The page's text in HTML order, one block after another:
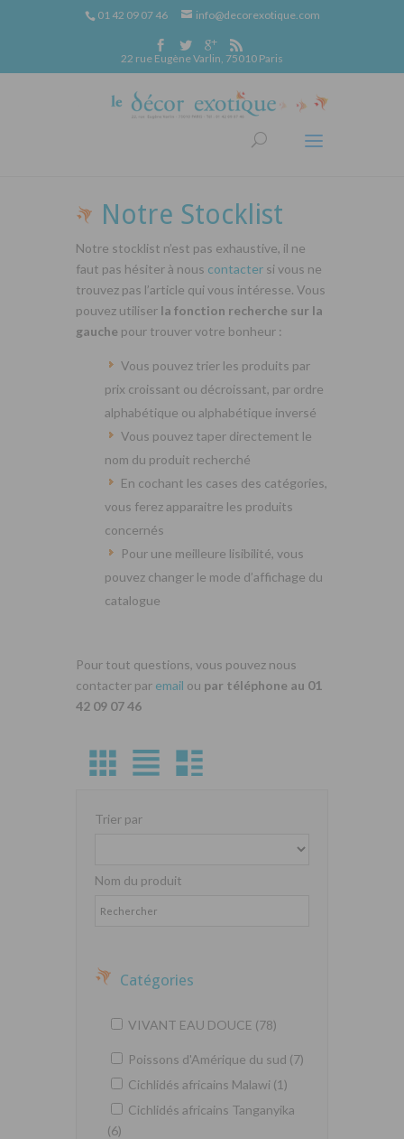
01 42 09 07 46 info@decorexotique.com
22 rue Eugène Varlin, 75010 Paris
Notre Stocklist
Notre stocklist n’est pas exhaustive, il ne
faut pas hésiter à nous contacter si vous ne
trouvez pas l’article qui vous intéresse. Vous
pouvez utiliser la fonction recherche sur la
gauche pour trouver votre bonheur :
Vous pouvez trier les produits par
prix croissant ou décroissant, par ordre
alphabétique ou alphabétique inversé
Vous pouvez taper directement le
nom du produit recherché
En cochant les cases des catégories,
vous ferez apparaitre les produits
concernés
Pour une meilleure lisibilité, vous
pouvez changer le mode d’affichage du
catalogue
Pour tout questions, vous pouvez nous
contacter par email ou par téléphone au 01
42 09 07 46
Trier par
Nom du produit
Catégories
VIVANT EAU DOUCE (78)
Poissons d'Amérique du sud (7)
Cichlidés africains Malawi (1)
Cichlidés africains Tanganyika
(6)